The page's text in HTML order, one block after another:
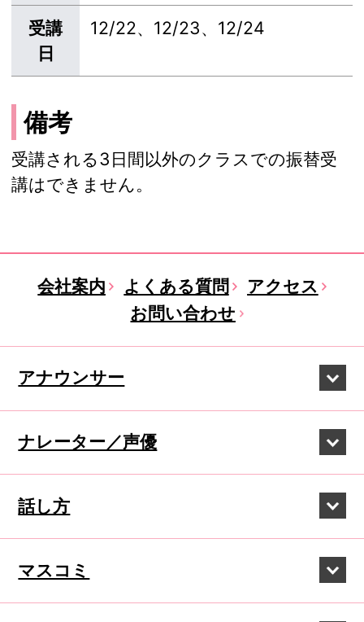
受講
日
12/22、12/23、12/24
備考
受講される3日間以外のクラスでの振替受
講はできません。
会社案内 よくある質問
アクセス
お問い合わせ
アナウンサー
ナレーター／声優
話し方
マスコミ